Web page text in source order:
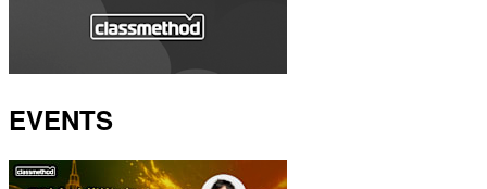
EVENTS